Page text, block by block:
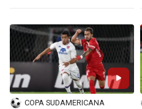
COPA SUDAMERICANA